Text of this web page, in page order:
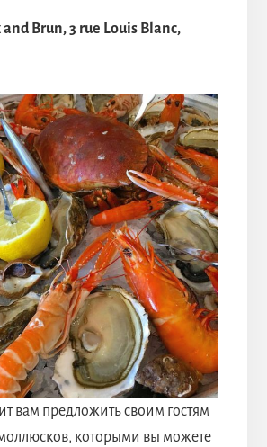
Brun, 3 rue Louis Blanc,
вам предложить своим гостям
которыми вы можете